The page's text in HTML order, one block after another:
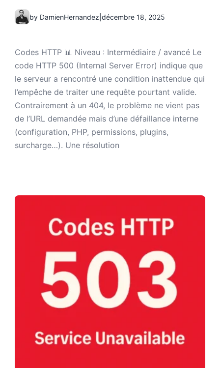
by DamienHernandez décembre 18, 2025
Codes HTTP 📊 Niveau : Intermédiaire / avancé Le
code HTTP 500 (Internal Server Error) indique que
le serveur a rencontré une condition inattendue qui
l’empêche de traiter une requête pourtant valide.
Contrairement à un 404, le problème ne vient pas
de l’URL demandée mais d’une défaillance interne
(configuration, PHP, permissions, plugins,
surcharge…). Une résolution